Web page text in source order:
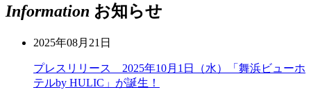
Information お知らせ
2025年08月21日
プレスリリース 2025年10月1日（水）「舞浜ビューホ
テルby HULIC」が誕生！